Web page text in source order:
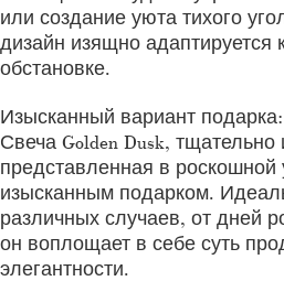
или создание уюта тихого
дизайн изящно адаптируется
обстановке.
Изысканный вариант подарка:
Свеча Golden Dusk, тщательно
представленная в роскошной
изысканным подарком.
различных случаев, от дней
он воплощает в себе суть
элегантности.